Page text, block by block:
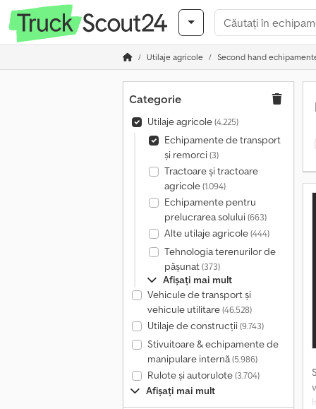
Utilaje agricole Second hand
Categorie
Utilaje agricole(4.225)
Echipamente de transport
și remorci(3)
Tractoare și tractoare
agricole(1.094)
Echipamente pentru
prelucrarea solului(663)
Alte utilaje agricole(444)
Tehnologia terenurilor de
pășunat(373)
Afișați mai mult
Vehicule de transport şi
vehicule utilitare(46.528)
Utilaje de construcții(9.743)
Stivuitoare & echipamente de
manipulare internă(5.986)
Rulote și autorulote(3.704)
Afișați mai mult